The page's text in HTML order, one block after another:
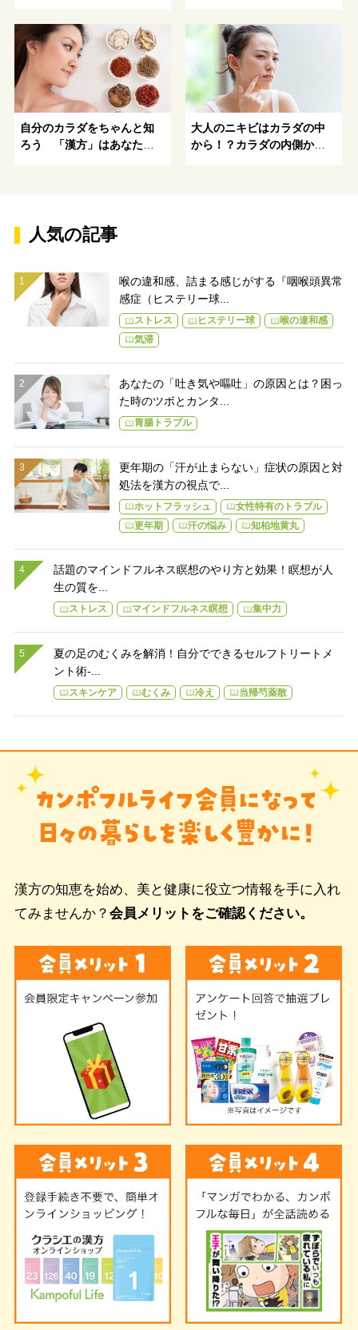
の原因や予防法、取る方法
や潰す危険性も解説
自分のカラダをちゃんと知
ろう 「漢方」はあなたの
大人のニキビはカラダの中
から！？カラダの内側から
人気の記事
喉の違和感、詰まる感じがする『咽喉頭異常
感症（ヒステリー球...
ストレス ヒステリー球
喉の違和感
気滞
あなたの「吐き気や嘔吐」の原因とは？困っ
た時のツボとカンタ...
胃腸トラブル
更年期の「汗が止まらない」症状の原因と対
処法を漢方の視点で...
ホットフラッシュ
女性特有のトラブル
更年期
汗の悩み 知柏地黄丸
話題のマインドフルネス瞑想のやり方と効果！瞑想が人
生の質を...
ストレス マインドフルネス瞑想 集中力
夏の足のむくみを解消！自分でできるセルフトリートメ
ント術-...
スキンケア むくみ 冷え 当帰芍薬散
漢方の知恵を始め、美と健康に役立つ情報を手に入れ
てみませんか？ 会員メリットをご確認ください。